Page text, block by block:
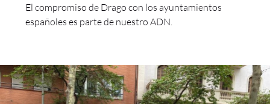
El compromiso de Drago con los ayuntamientos
españoles es parte de nuestro ADN.